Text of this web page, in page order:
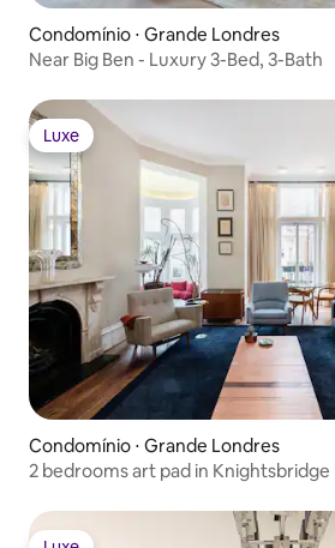
Condomínio ⋅ Grande Londres
Near Big Ben - Luxury 3-Bed, 3-Bath
Luxe
Luxe
Condomínio ⋅ Grande Londres
2 bedrooms art pad in Knightsbridge